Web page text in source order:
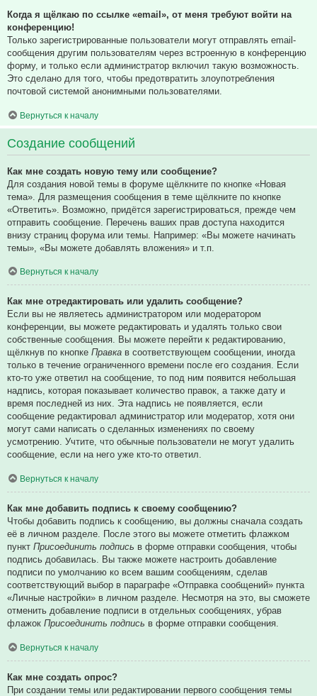
Когда я щёлкаю по ссылке «email», от меня требуют войти на
конференцию!
Только зарегистрированные пользователи могут отправлять email-
сообщения другим пользователям через встроенную в конференцию
форму, и только если администратор включил такую возможность.
Это сделано для того, чтобы предотвратить злоупотребления
почтовой системой анонимными пользователями.
Вернуться к началу
Создание сообщений
Как мне создать новую тему или сообщение?
Для создания новой темы в форуме щёлкните по кнопке «Новая
тема». Для размещения сообщения в теме щёлкните по кнопке
«Ответить». Возможно, придётся зарегистрироваться, прежде чем
отправить сообщение. Перечень ваших прав доступа находится
внизу страниц форума или темы. Например: «Вы можете начинать
темы», «Вы можете добавлять вложения» и т.п.
Вернуться к началу
Как мне отредактировать или удалить сообщение?
Если вы не являетесь администратором или модератором
конференции, вы можете редактировать и удалять только свои
собственные сообщения. Вы можете перейти к редактированию,
щёлкнув по кнопке Правка в соответствующем сообщении, иногда
только в течение ограниченного времени после его создания. Если
кто-то уже ответил на сообщение, то под ним появится небольшая
надпись, которая показывает количество правок, а также дату и
время последней из них. Эта надпись не появляется, если
сообщение редактировал администратор или модератор, хотя они
могут сами написать о сделанных изменениях по своему
усмотрению. Учтите, что обычные пользователи не могут удалить
сообщение, если на него уже кто-то ответил.
Вернуться к началу
Как мне добавить подпись к своему сообщению?
Чтобы добавить подпись к сообщению, вы должны сначала создать
её в личном разделе. После этого вы можете отметить флажком
пункт Присоединить подпись в форме отправки сообщения, чтобы
подпись добавилась. Вы также можете настроить добавление
подписи по умолчанию ко всем вашим сообщениям, сделав
соответствующий выбор в параграфе «Отправка сообщений» пункта
«Личные настройки» в личном разделе. Несмотря на это, вы сможете
отменить добавление подписи в отдельных сообщениях, убрав
флажок Присоединить подпись в форме отправки сообщения.
Вернуться к началу
Как мне создать опрос?
При создании темы или редактировании первого сообщения темы